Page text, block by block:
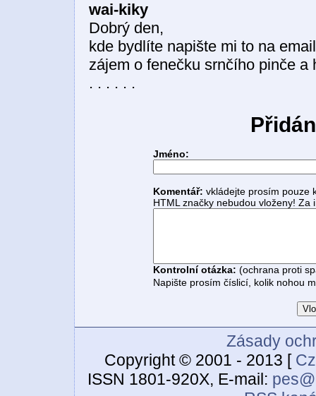
wai-kiky
Dobrý den,
kde bydlíte napište mi to na
zájem o fenečku srnčího pinče a
. . . . . .
Jméno:
Komentář: vkládejte prosím pouze
HTML značky nebudou vloženy!
Kontrolní otázka: (ochrana proti
Napište prosím číslicí, kolik nohou
Zásady
Copyright © 2001 - 2013 [
ISSN 1801-920X, E-mail: